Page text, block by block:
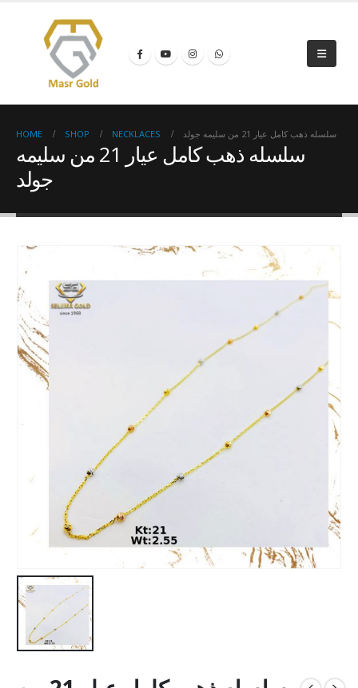
HOME SHOP NECKLACES سلسله ذهب كامل عيار 21 من سليمه جولد
سلسله ذهب كامل عيار 21 من سليمه
جولد